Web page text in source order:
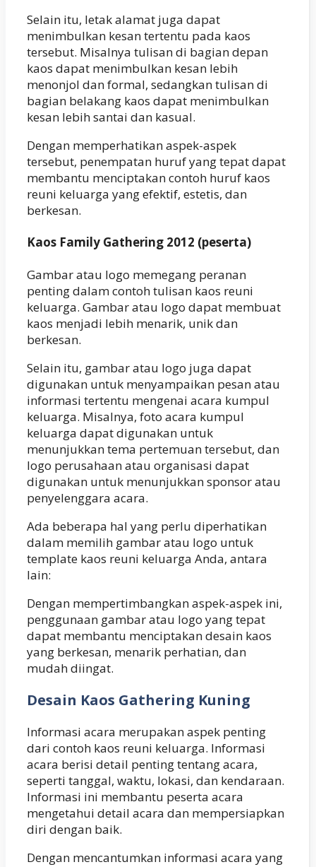
Selain itu, letak alamat juga dapat
menimbulkan kesan tertentu pada kaos
tersebut. Misalnya tulisan di bagian depan
kaos dapat menimbulkan kesan lebih
menonjol dan formal, sedangkan tulisan di
bagian belakang kaos dapat menimbulkan
kesan lebih santai dan kasual.
Dengan memperhatikan aspek-aspek
tersebut, penempatan huruf yang tepat dapat
membantu menciptakan contoh huruf kaos
reuni keluarga yang efektif, estetis, dan
berkesan.
Kaos Family Gathering 2012 (peserta)
Gambar atau logo memegang peranan
penting dalam contoh tulisan kaos reuni
keluarga. Gambar atau logo dapat membuat
kaos menjadi lebih menarik, unik dan
berkesan.
Selain itu, gambar atau logo juga dapat
digunakan untuk menyampaikan pesan atau
informasi tertentu mengenai acara kumpul
keluarga. Misalnya, foto acara kumpul
keluarga dapat digunakan untuk
menunjukkan tema pertemuan tersebut, dan
logo perusahaan atau organisasi dapat
digunakan untuk menunjukkan sponsor atau
penyelenggara acara.
Ada beberapa hal yang perlu diperhatikan
dalam memilih gambar atau logo untuk
template kaos reuni keluarga Anda, antara
lain:
Dengan mempertimbangkan aspek-aspek ini,
penggunaan gambar atau logo yang tepat
dapat membantu menciptakan desain kaos
yang berkesan, menarik perhatian, dan
mudah diingat.
Desain Kaos Gathering Kuning
Informasi acara merupakan aspek penting
dari contoh kaos reuni keluarga. Informasi
acara berisi detail penting tentang acara,
seperti tanggal, waktu, lokasi, dan kendaraan.
Informasi ini membantu peserta acara
mengetahui detail acara dan mempersiapkan
diri dengan baik.
Dengan mencantumkan informasi acara yang